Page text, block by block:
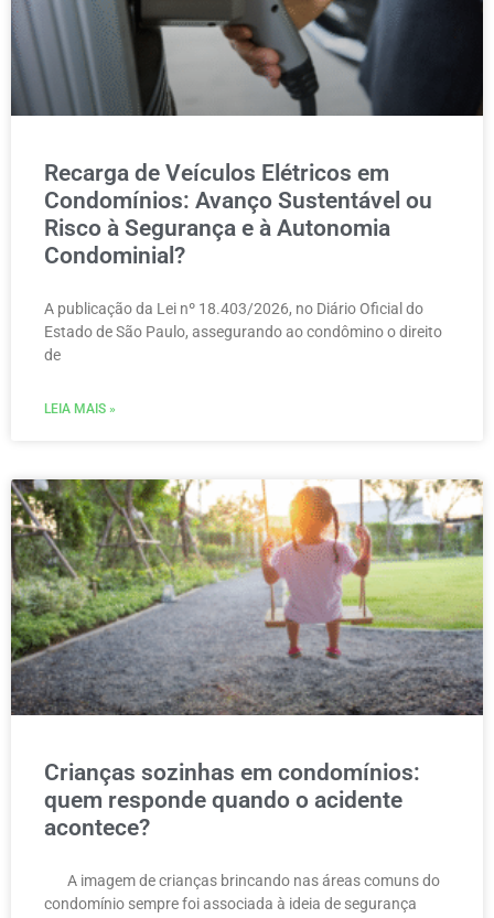
Recarga de Veículos Elétricos em
Condomínios: Avanço Sustentável ou
Risco à Segurança e à Autonomia
Condominial?
A publicação da Lei nº 18.403/2026, no Diário Oficial do
Estado de São Paulo, assegurando ao condômino o direito
de
LEIA MAIS »
Crianças sozinhas em condomínios:
quem responde quando o acidente
acontece?
A imagem de crianças brincando nas áreas comuns do
condomínio sempre foi associada à ideia de segurança